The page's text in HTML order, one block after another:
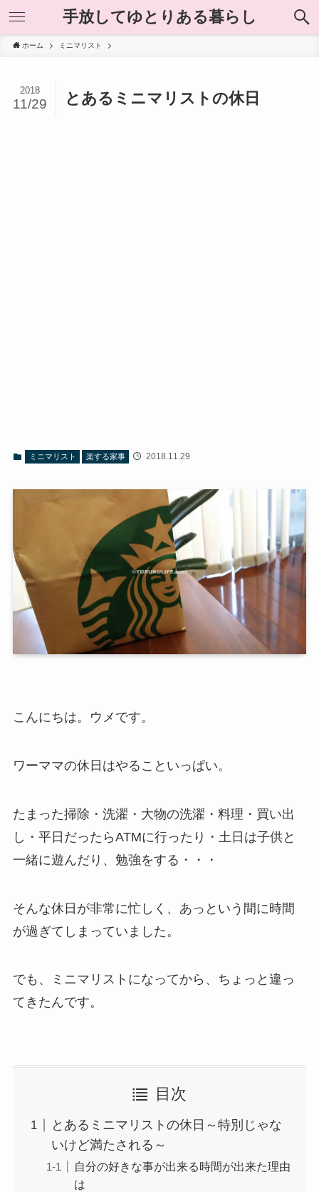
手放してゆとりある暮らし
ホーム ミニマリスト
とあるミニマリストの休日
2018
11/29
ミニマリスト 楽する家事 2018.11.29
こんにちは。ウメです。
ワーママの休日はやることいっぱい。
たまった掃除・洗濯・大物の洗濯・料理・買い出
し・平日だったらATMに行ったり・土日は子供と
一緒に遊んだり、勉強をする・・・
そんな休日が非常に忙しく、あっという間に時間
が過ぎてしまっていました。
でも、ミニマリストになってから、ちょっと違っ
てきたんです。
目次
とあるミニマリストの休日～特別じゃな
いけど満たされる～
自分の好きな事が出来る時間が出来た理由
は